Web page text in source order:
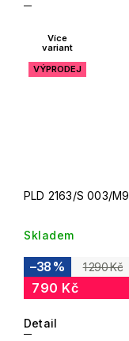
Více
variant
VÝPRODEJ
PLD 2163/S 003/M9
Skladem
1 290 Kč
–38 %
790 Kč
Detail